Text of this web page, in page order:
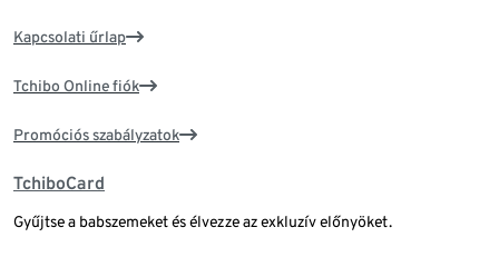
Kapcsolati űrlap
Tchibo Online fiók
Promóciós szabályzatok
TchiboCard
Gyűjtse a babszemeket és élvezze az exkluzív előnyöket.